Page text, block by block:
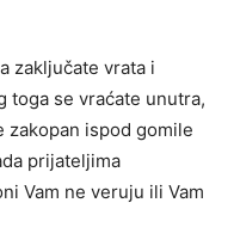
zaključate vrata i
toga se vraćate unutra,
zakopan ispod gomile
prijateljima
Vam ne veruju ili Vam